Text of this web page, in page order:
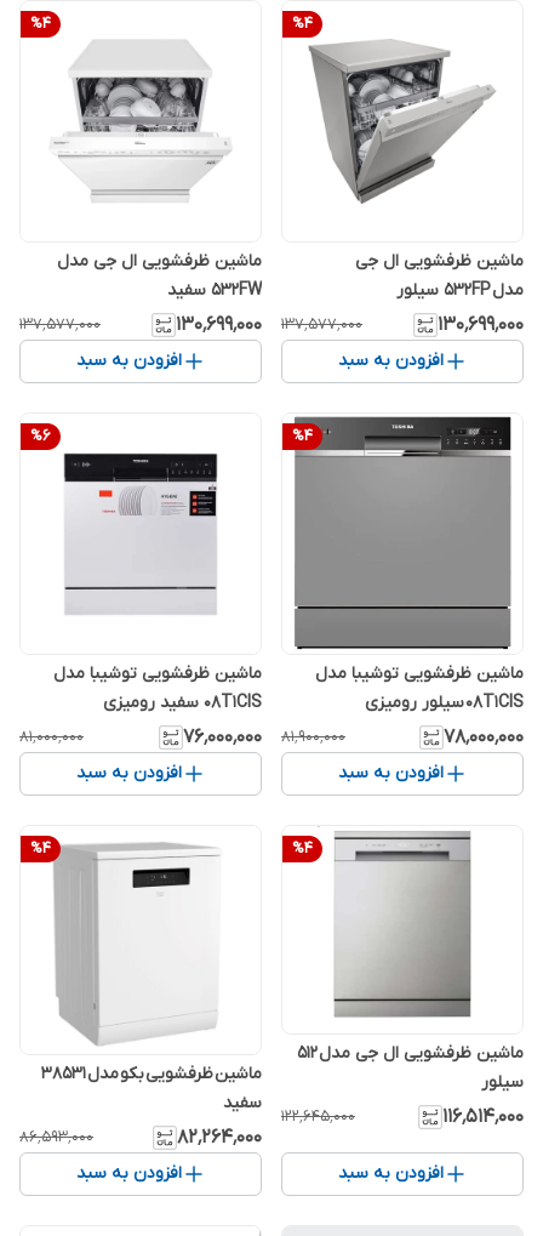
%4
ماشین ظرفشویی ال جی
مدل 532FP سیلور
۱۳۰٬۶۹۹٬۰۰۰ ۱۳۷٬۵۷۷٬۰۰۰
افزودن به سبد
%4
ماشین ظرفشویی ال جی مدل
532FW سفید
۱۳۰٬۶۹۹٬۰۰۰ ۱۳۷٬۵۷۷٬۰۰۰
افزودن به سبد
%4
ماشین ظرفشویی توشیبا مدل
08T1CIS سیلور رومیزی
۷۸٬۰۰۰٬۰۰۰ ۸۱٬۹۰۰٬۰۰۰
افزودن به سبد
%6
ماشین ظرفشویی توشیبا مدل
08T1CIS سفید رومیزی
۷۶٬۰۰۰٬۰۰۰ ۸۱٬۰۰۰٬۰۰۰
افزودن به سبد
%4
ماشین ظرفشویی ال جی مدل 512
سیلور
۱۱۶٬۵۱۴٬۰۰۰ ۱۲۲٬۶۴۵٬۰۰۰
افزودن به سبد
%4
ماشین ظرفشویی بکو مدل 38531
سفید
۸۲٬۲۶۴٬۰۰۰ ۸۶٬۵۹۳٬۰۰۰
افزودن به سبد